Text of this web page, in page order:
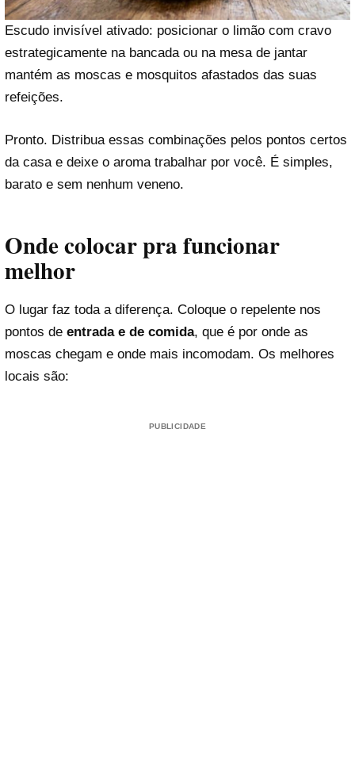
Escudo invisível ativado: posicionar o limão com cravo
estrategicamente na bancada ou na mesa de jantar
mantém as moscas e mosquitos afastados das suas
refeições.
Pronto. Distribua essas combinações pelos pontos certos
da casa e deixe o aroma trabalhar por você. É simples,
barato e sem nenhum veneno.
Onde colocar pra funcionar
melhor
O lugar faz toda a diferença. Coloque o repelente nos
pontos de entrada e de comida, que é por onde as
moscas chegam e onde mais incomodam. Os melhores
locais são:
PUBLICIDADE